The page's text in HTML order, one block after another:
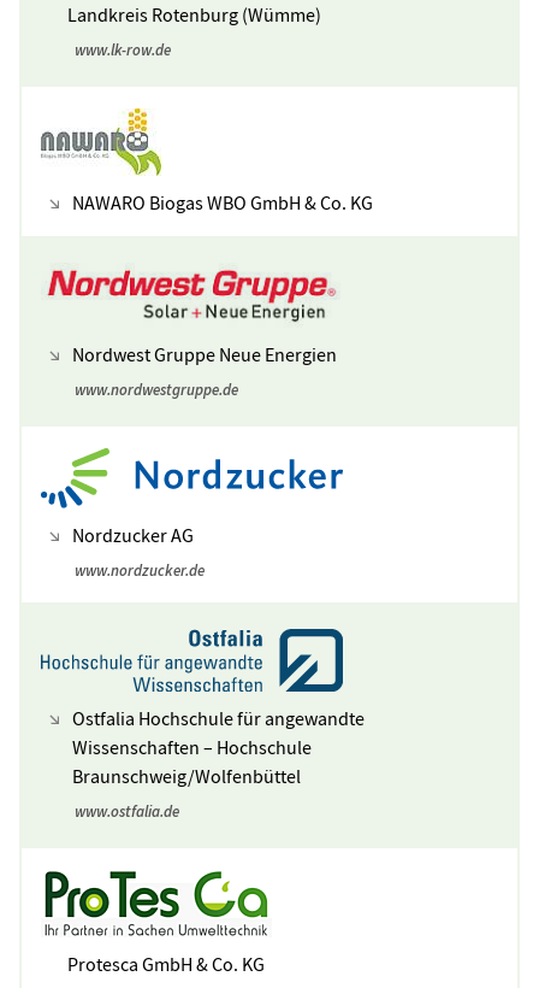
Landkreis Rotenburg (Wümme)
www.lk-row.de
NAWARO Biogas WBO GmbH & Co. KG
Nordwest Gruppe Neue Energien
www.nordwestgruppe.de
Nordzucker AG
www.nordzucker.de
Ostfalia Hochschule für angewandte
Wissenschaften – Hochschule
Braunschweig/Wolfenbüttel
www.ostfalia.de
Protesca GmbH & Co. KG